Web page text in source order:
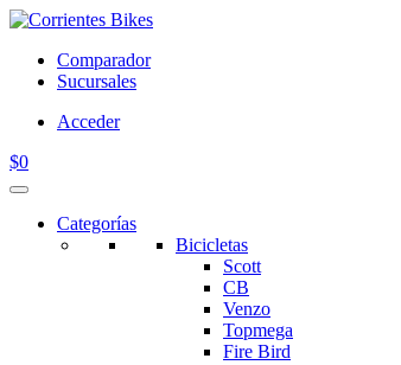
Comparador
Sucursales
Acceder
$0
Categorías
Bicicletas
Scott
CB
Venzo
Topmega
Fire Bird